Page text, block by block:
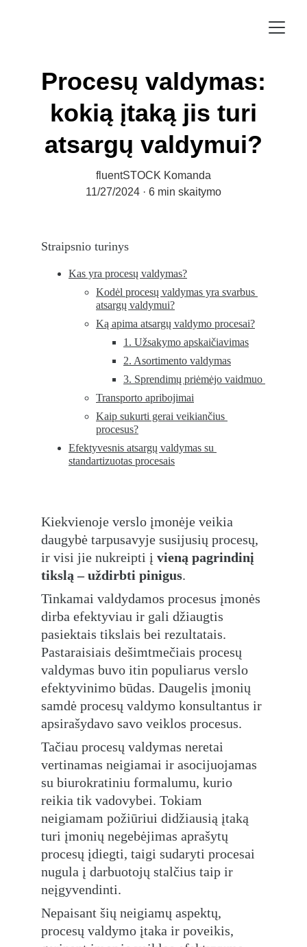
Procesų valdymas:
kokią įtaką jis turi
atsargų valdymui?
fluentSTOCK Komanda
11/27/2024
6 min skaitymo
Straipsnio turinys
Kas yra procesų valdymas?
Kodėl procesų valdymas yra svarbus
atsargų valdymui?
Ką apima atsargų valdymo procesai?
1. Užsakymo apskaičiavimas
2. Asortimento valdymas
3. Sprendimų priėmėjo vaidmuo
Transporto apribojimai
Kaip sukurti gerai veikiančius
procesus?
Efektyvesnis atsargų valdymas su
standartizuotas procesais
Kiekvienoje verslo įmonėje veikia
daugybė tarpusavyje susijusių procesų,
ir visi jie nukreipti į vieną pagrindinį
tikslą – uždirbti pinigus.
Tinkamai valdydamos procesus įmonės
dirba efektyviau ir gali džiaugtis
pasiektais tikslais bei rezultatais.
Pastaraisiais dešimtmečiais procesų
valdymas buvo itin populiarus verslo
efektyvinimo būdas. Daugelis įmonių
samdė procesų valdymo konsultantus ir
apsirašydavo savo veiklos procesus.
Tačiau procesų valdymas neretai
vertinamas neigiamai ir asocijuojamas
su biurokratiniu formalumu, kurio
reikia tik vadovybei. Tokiam
neigiamam požiūriui didžiausią įtaką
turi įmonių negebėjimas aprašytų
procesų įdiegti, taigi sudaryti procesai
nugula į darbuotojų stalčius taip ir
neįgyvendinti.
Nepaisant šių neigiamų aspektų,
procesų valdymo įtaka ir poveikis,